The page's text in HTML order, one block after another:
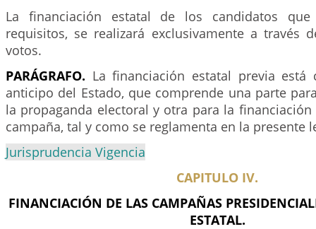
La financiación estatal de los candidatos
requisitos, se realizará exclusivamente a través
votos.
PARÁGRAFO. La financiación estatal previa está
anticipo del Estado, que comprende una parte
la propaganda electoral y otra para la
campaña, tal y como se reglamenta en la presente
Jurisprudencia Vigencia
CAPITULO IV.
FINANCIACIÓN DE LAS CAMPAÑAS
ESTATAL.